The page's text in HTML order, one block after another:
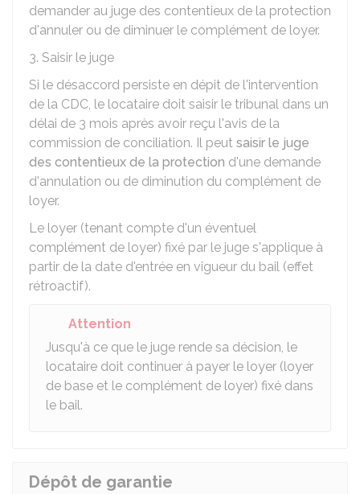
demander au juge des contentieux de la protection
d'annuler ou de diminuer le complément de loyer.
3. Saisir le juge
Si le désaccord persiste en dépit de l'intervention
de la CDC, le locataire doit saisir le tribunal dans un
délai de 3 mois après avoir reçu l'avis de la
commission de conciliation. Il peut saisir le juge
des contentieux de la protection d'une demande
d'annulation ou de diminution du complément de
loyer.
Le loyer (tenant compte d'un éventuel
complément de loyer) fixé par le juge s'applique à
partir de la date d'entrée en vigueur du bail (effet
rétroactif).
Attention
Jusqu'à ce que le juge rende sa décision, le
locataire doit continuer à payer le loyer (loyer
de base et le complément de loyer) fixé dans
le bail.
Dépôt de garantie